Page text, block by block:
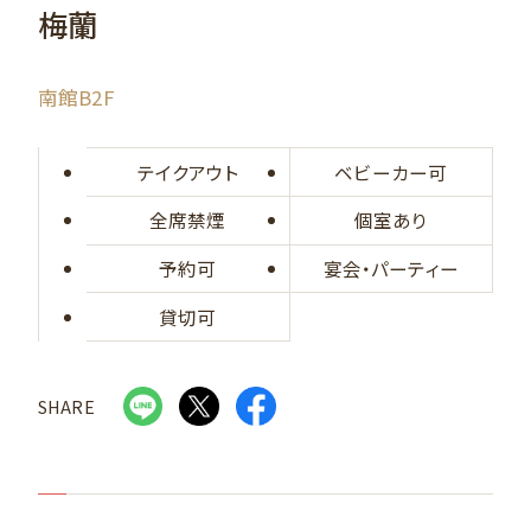
梅蘭
南館B2F
テイクアウト
ベビーカー可
全席禁煙
個室あり
予約可
宴会・パーティー
貸切可
SHARE